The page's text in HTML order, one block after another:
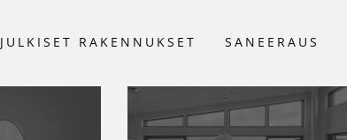
JULKISET RAKENNUKSET SANEERAUS